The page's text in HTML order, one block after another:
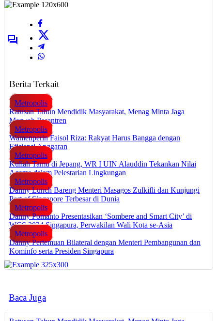
Berita Terkait
Metropolis
Ratusan Tahun Mendidik Masyarakat, Menag Minta Jaga
Marwah Pesantren
Metropolis
Wamenperin Faisol Riza: Rakyat Harus Bangga dengan
Efisiensi Anggaran
Metropolis
Kuliah Tamu di Jepang, WR I UIN Alauddin Tekankan Nilai
Agama dalam Pelestarian Lingkungan
Metropolis
Danny Lunch Bareng Menteri Masagos Zulkifli dan Kunjungi
Port of Singapore Terbesar di Dunia
Metropolis
Danny Pomanto Presentasikan ‘Sombere and Smart City’ di
WCS 2024 Singapura, Perwakilan Wali Kota se-Asia
Metropolis
Danny Pertemuan Bilateral dengan Menteri Pembangunan dan
Kominfo serta Presiden Singapura
Baca Juga